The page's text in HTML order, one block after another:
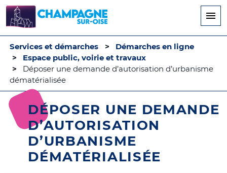
principal
Services et démarches
Démarches en ligne
Espace public, voirie et travaux
Déposer une demande d’autorisation d’urbanisme
dématérialisée
DÉPOSER UNE DEMANDE
D’AUTORISATION
D’URBANISME
DÉMATÉRIALISÉE